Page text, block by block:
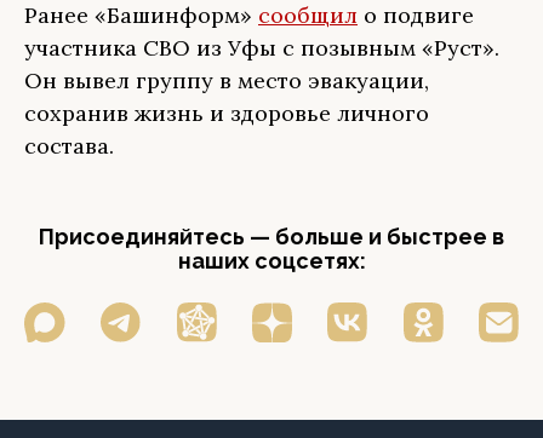
Ранее «Башинформ» сообщил о подвиге
участника СВО из Уфы с позывным «Руст».
Он вывел группу в место эвакуации,
сохранив жизнь и здоровье личного
состава.
Присоединяйтесь — больше и быстрее в
наших соцсетях: